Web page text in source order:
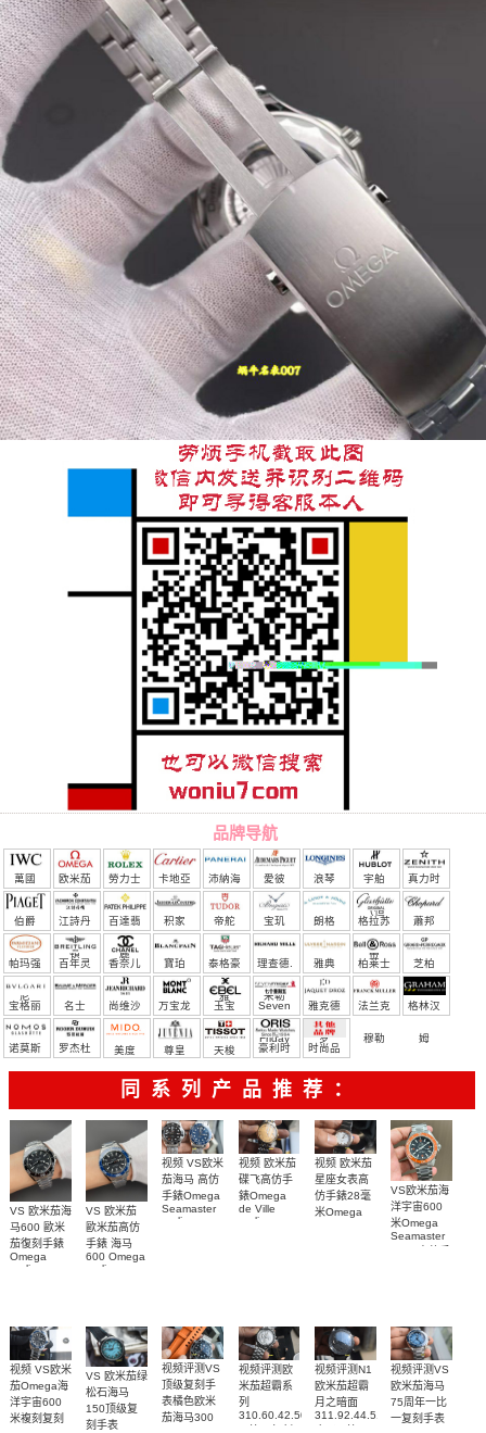
品牌导航
萬國 欧米茄 勞力士 卡地亞 沛納海 愛彼 浪琴 宇舶
（恒
宝）
真力时
伯爵 江詩丹
頓
百達翡
麗
积家 帝舵 宝玑 朗格 格拉苏
蒂
蕭邦
帕玛强
尼
百年灵 香奈儿 寶珀 泰格豪
雅
理查德.
米勒
雅典 柏莱士 芝柏
宝格丽 名士 尚维沙 万宝龙 玉宝 Seven
Friday
雅克德
罗
法兰克
穆勒
格林汉
姆
诺莫斯
罗杰杜 美度 尊皇 天梭 豪利时 时尚品
牌/原单
同系列产品推荐：
VS 欧米茄海
马600 歐米
茄復刻手錶
Omega
replica
VS 欧米茄
歐米茄高仿
手錶 海马
600 Omega
replica
视频 VS欧米
茄海马 高仿
手錶Omega
Seamaster
replica
视频 欧米茄
碟飞高仿手
錶Omega
de Ville
replica
视频 欧米茄
星座女表高
仿手錶28毫
米Omega
VS欧米茄海
洋宇宙600
米Omega
Seamaster
视频 VS欧米
茄Omega海
洋宇宙600
米複刻复刻
VS 欧米茄绿
松石海马
150顶级复
刻手表
视频评测VS
顶级复刻手
表橘色欧米
茄海马300
视频评测欧
米茄超霸系
列
310.60.42.50.02.001
视频评测N1
欧米茄超霸
月之暗面
311.92.44.51.01.005
视频评测VS
欧米茄海马
75周年一比
一复刻手表